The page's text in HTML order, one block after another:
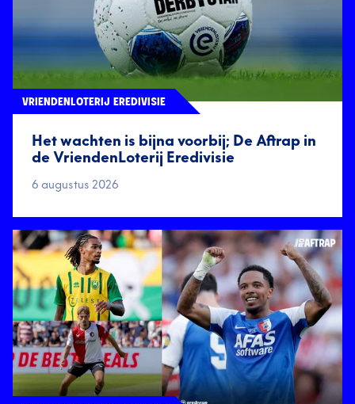
Het wachten is bijna voorbij; De Aftrap in
de VriendenLoterij Eredivisie
VRIENDENLOTERIJ EREDIVISIE
6 augustus 2026